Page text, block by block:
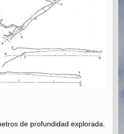
de profundidad explorada.